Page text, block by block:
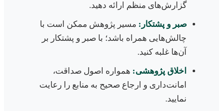
گزارش‌های منظم ارائه دهید.
صبر و پشتکار: مسیر پژوهش ممکن است با
چالش‌هایی همراه باشد؛ با صبر و پشتکار بر
آن‌ها غلبه کنید.
اخلاق پژوهشی: همواره اصول صداقت،
امانت‌داری و ارجاع صحیح به منابع را رعایت
نمایید.